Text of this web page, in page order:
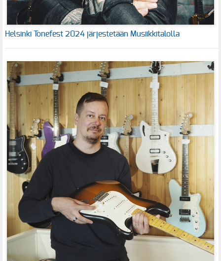
Helsinki Tonefest 2024 järjestetään Musiikkitalolla